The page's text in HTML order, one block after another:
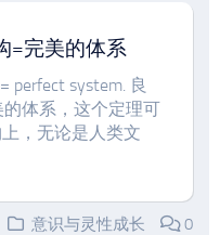
=完美的体系
perfect system. 良
体系，这个定理可
，无论是人类文
意识与灵性成长
0